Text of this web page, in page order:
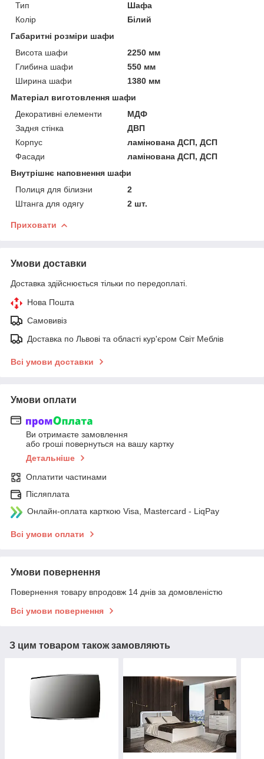
Тип
Шафа
Колір
Білий
Габаритні розміри шафи
Висота шафи
2250 мм
Глибина шафи
550 мм
Ширина шафи
1380 мм
Матеріал виготовлення шафи
Декоративні елементи
МДФ
Задня стінка
ДВП
Корпус
ламінована ДСП, ДСП
Фасади
ламінована ДСП, ДСП
Внутрішнє наповнення шафи
Полиця для білизни
2
Штанга для одягу
2 шт.
Приховати
Умови доставки
Доставка здійснюється тільки по передоплаті.
Нова Пошта
Самовивіз
Доставка по Львові та області кур'єром Світ Меблів
Всі умови доставки
Умови оплати
Ви отримаєте замовлення
або гроші повернуться на вашу картку
Детальніше
Оплатити частинами
Післяплата
Онлайн-оплата карткою Visa, Mastercard - LiqPay
Всі умови оплати
Умови повернення
Повернення товару впродовж 14 днів за домовленістю
Всі умови повернення
З цим товаром також замовляють